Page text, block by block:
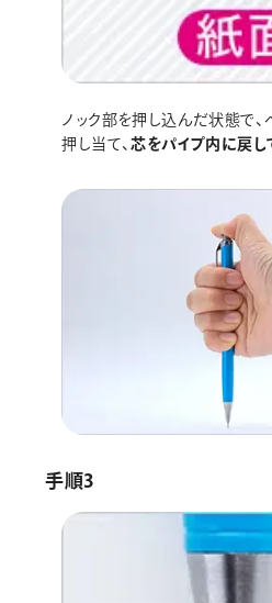
ノック部を押し込んだ状態で
押し当て、芯をパイプ内に戻し
手順3